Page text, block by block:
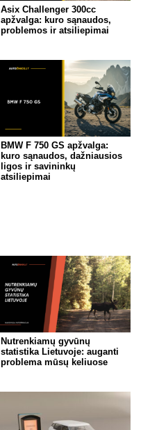
Asix Challenger 300cc
apžvalga: kuro sąnaudos,
problemos ir atsiliepimai
BMW F 750 GS apžvalga:
kuro sąnaudos, dažniausios
ligos ir savininkų
atsiliepimai
Nutrenkiamų gyvūnų
statistika Lietuvoje: auganti
problema mūsų keliuose